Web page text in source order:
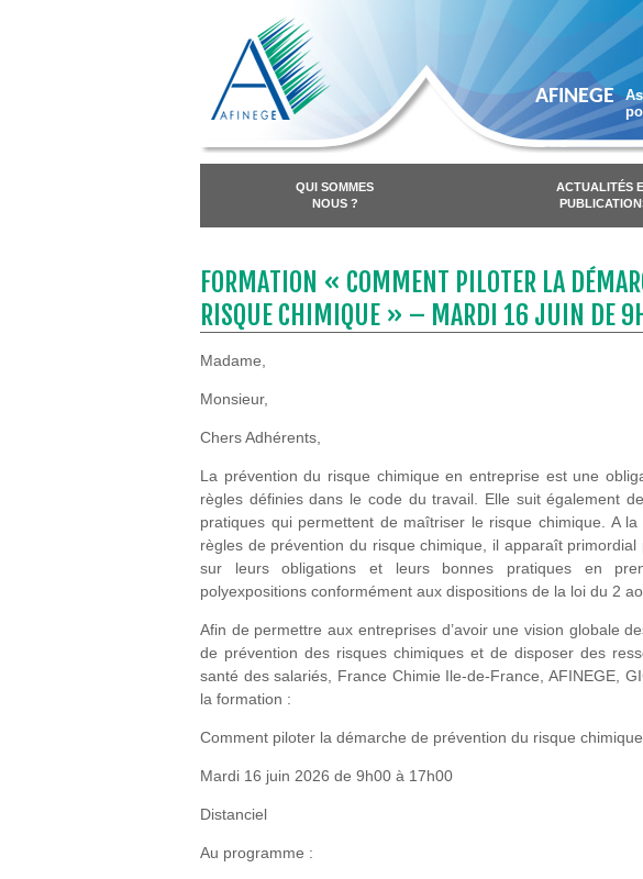
AFINEGE
QUI SOMMES
NOUS ?
ACTUALITÉS
FORMATION « COMMENT PILOTER LA
RISQUE CHIMIQUE » – MARDI 16 JUIN DE
Madame,
Monsieur,
Chers Adhérents,
La prévention du risque chimique en entreprise est une
règles définies dans le code du travail. Elle suit également
pratiques qui permettent de maîtriser le risque chimique. A
règles de prévention du risque chimique, il apparaît
sur leurs obligations et leurs bonnes pratiques en
polyexpositions conformément aux dispositions de la loi du 2
Afin de permettre aux entreprises d’avoir une vision globale
de prévention des risques chimiques et de disposer des
santé des salariés, France Chimie Ile-de-France, AFINEGE,
la formation :
Comment piloter la démarche de prévention du risque chimique
Mardi 16 juin 2026 de 9h00 à 17h00
Distanciel
Au programme :